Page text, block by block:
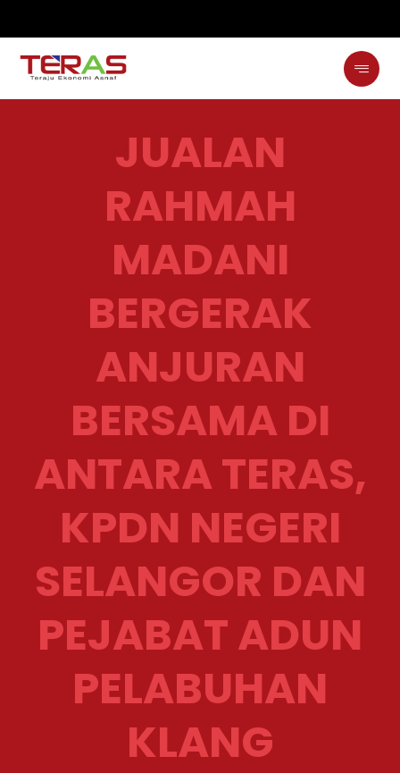
JUALAN
RAHMAH
MADANI
BERGERAK
ANJURAN
BERSAMA DI
ANTARA TERAS,
KPDN NEGERI
SELANGOR DAN
PEJABAT ADUN
PELABUHAN
KLANG